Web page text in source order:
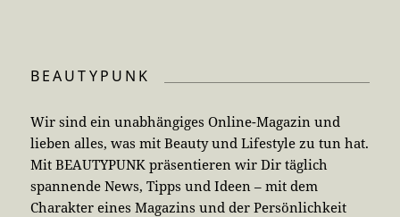
BEAUTYPUNK
Wir sind ein unabhängiges Online-Magazin und
lieben alles, was mit Beauty und Lifestyle zu tun hat.
Mit BEAUTYPUNK präsentieren wir Dir täglich
spannende News, Tipps und Ideen – mit dem
Charakter eines Magazins und der Persönlichkeit